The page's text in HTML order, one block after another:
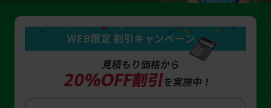
WEB限定 割引キャンペーン
見積もり価格から
20%OFF割引を実施中！